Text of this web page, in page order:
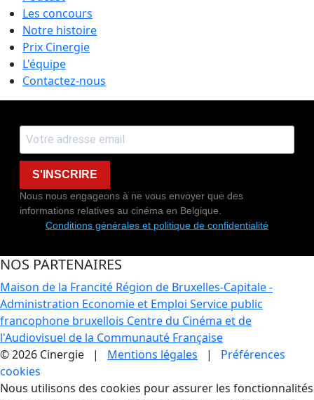
Les concours
Notre histoire
Prix Cinergie
L'équipe
Contactez-nous
S'INSCRIRE
Nous nous engageons à ne vous envoyer que des
informations relatives au cinéma en Belgique.
Conditions générales et politique de confidentialité
NOS PARTENAIRES
Maison de la Francité Région de Bruxelles-Capitale -
Administration Economie et Emploi Service public
francophone bruxellois Centre du Cinéma et de
l'Audiovisuel de la Communauté Française
© 2026 Cinergie | Mentions légales | Préférences
cookies
Gestion des Cookies
Nous utilisons des cookies pour assurer les fonctionnalités